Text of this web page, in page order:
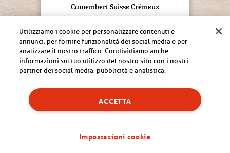
Camembert Suisse Crémeux
SCOPRI ORA
Direttiva sulla protezione dei dati
Utilizziamo i cookie per personalizzare contenuti e
annunci, per fornire funzionalità dei social media e per
analizzare il nostro traffico. Condividiamo anche
informazioni sul tuo utilizzo del nostro sito con i nostri
partner dei social media, pubblicità e analistica.
ACCETTA
Impostazioni cookie